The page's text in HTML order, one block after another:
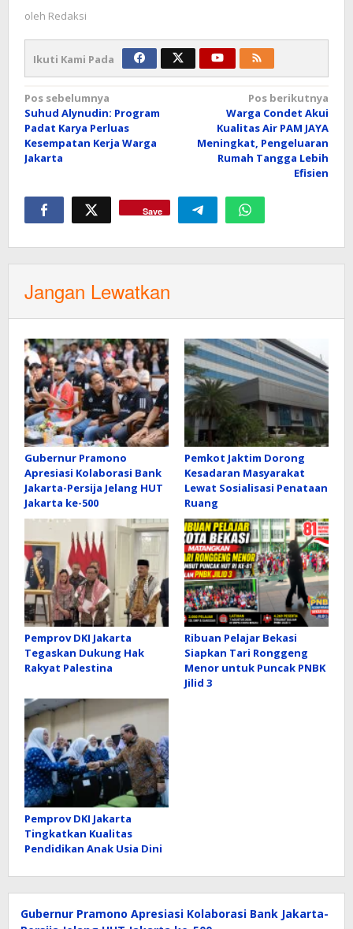
oleh Redaksi
Ikuti Kami Pada
Navigasi
pos
Pos sebelumnya
Suhud Alynudin: Program
Padat Karya Perluas
Kesempatan Kerja Warga
Jakarta
Pos berikutnya
Warga Condet Akui
Kualitas Air PAM JAYA
Meningkat, Pengeluaran
Rumah Tangga Lebih
Efisien
Save
Jangan Lewatkan
Gubernur Pramono
Apresiasi Kolaborasi Bank
Jakarta-Persija Jelang HUT
Jakarta ke-500
Pemkot Jaktim Dorong
Kesadaran Masyarakat
Lewat Sosialisasi Penataan
Ruang
Pemprov DKI Jakarta
Tegaskan Dukung Hak
Rakyat Palestina
Ribuan Pelajar Bekasi
Siapkan Tari Ronggeng
Menor untuk Puncak PNBK
Jilid 3
Pemprov DKI Jakarta
Tingkatkan Kualitas
Pendidikan Anak Usia Dini
Gubernur Pramono Apresiasi Kolaborasi Bank Jakarta-